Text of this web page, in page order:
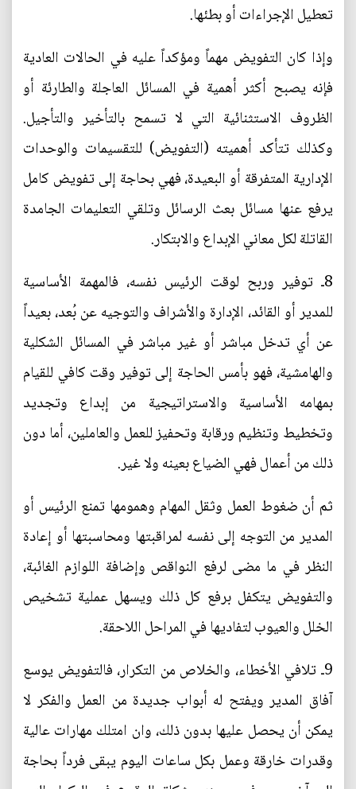
تعطيل الإجراءات أو بطئها.
وإذا كان التفويض مهماً ومؤكداً عليه في الحالات العادية
فإنه يصبح أكثر أهمية في المسائل العاجلة والطارئة أو
الظروف الاستثنائية التي لا تسمح بالتأخير والتأجيل.
وكذلك تتأكد أهميته (التفويض) للتقسيمات والوحدات
الإدارية المتفرقة أو البعيدة، فهي بحاجة إلى تفويض كامل
يرفع عنها مسائل بعث الرسائل وتلقي التعليمات الجامدة
القاتلة لكل معاني الإبداع والابتكار.
8ـ توفير وربح لوقت الرئيس نفسه، فالمهمة الأساسية
للمدير أو القائد، الإدارة والأشراف والتوجيه عن بُعد، بعيداً
عن أي تدخل مباشر أو غير مباشر في المسائل الشكلية
والهامشية، فهو بأمس الحاجة إلى توفير وقت كافي للقيام
بمهامه الأساسية والاستراتيجية من إبداع وتجديد
وتخطيط وتنظيم ورقابة وتحفيز للعمل والعاملين، أما دون
ذلك من أعمال فهي الضياع بعينه ولا غير.
ثم أن ضغوط العمل وثقل المهام وهمومها تمنع الرئيس أو
المدير من التوجه إلى نفسه لمراقبتها ومحاسبتها أو إعادة
النظر في ما مضى لرفع النواقص وإضافة اللوازم الغائبة،
والتفويض يتكفل برفع كل ذلك ويسهل عملية تشخيص
الخلل والعيوب لتفاديها في المراحل اللاحقة.
9ـ تلافي الأخطاء، والخلاص من التكرار، فالتفويض يوسع
آفاق المدير ويفتح له أبواب جديدة من العمل والفكر لا
يمكن أن يحصل عليها بدون ذلك، وان امتلك مهارات عالية
وقدرات خارقة وعمل بكل ساعات اليوم يبقى فرداً بحاجة